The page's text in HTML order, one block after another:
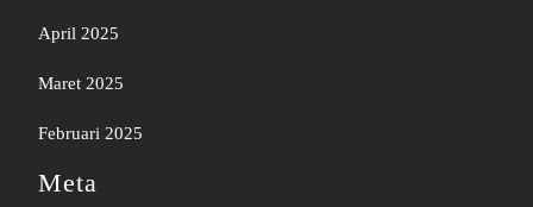
April 2025
Maret 2025
Februari 2025
Meta